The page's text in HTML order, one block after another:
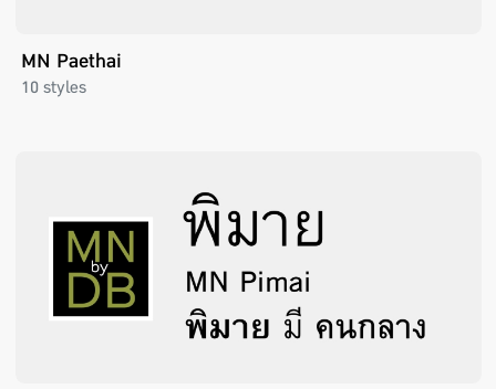
MN Paethai
10 styles